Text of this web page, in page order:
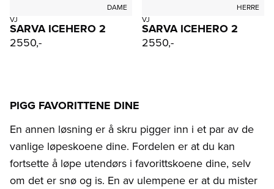
DAME
VJ
SARVA ICEHERO 2
2550,-
HERRE
VJ
SARVA ICEHERO 2
2550,-
PIGG FAVORITTENE DINE
En annen løsning er å skru pigger inn i et par av de
vanlige løpeskoene dine. Fordelen er at du kan
fortsette å løpe utendørs i favorittskoene dine, selv
om det er snø og is. En av ulempene er at du mister